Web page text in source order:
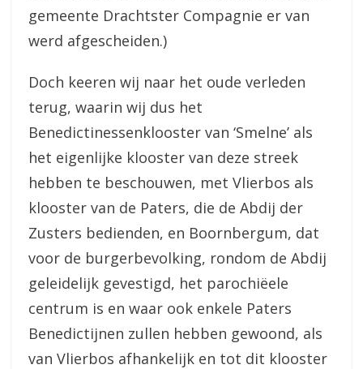
gemeente Drachtster Compagnie er van
werd afgescheiden.)
Doch keeren wij naar het oude verleden
terug, waarin wij dus het
Benedictinessenklooster van ‘Smelne’ als
het eigenlijke klooster van deze streek
hebben te beschouwen, met Vlierbos als
klooster van de Paters, die de Abdij der
Zusters bedienden, en Boornbergum, dat
voor de burgerbevolking, rondom de Abdij
geleidelijk gevestigd, het parochiëele
centrum is en waar ook enkele Paters
Benedictijnen zullen hebben gewoond, als
van Vlierbos afhankelijk en tot dit klooster